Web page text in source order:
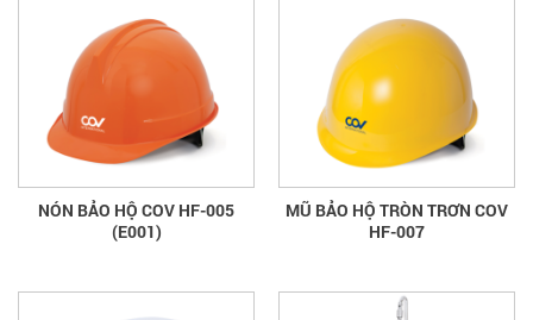
NÓN BẢO HỘ COV HF-005
(E001)
MŨ BẢO HỘ TRÒN TRƠN COV
HF-007